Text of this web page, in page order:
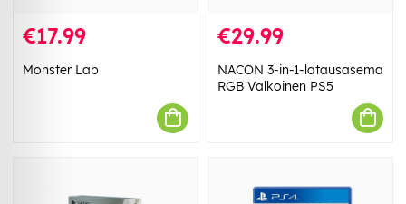
€17.99
Monster Lab
€29.99
NACON 3-in-1-latausasema
RGB Valkoinen PS5